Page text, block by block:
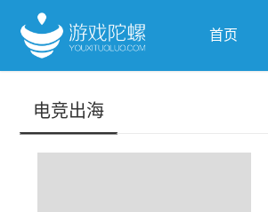
首页
电竞出海